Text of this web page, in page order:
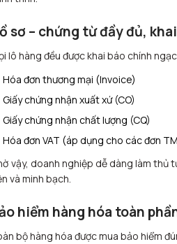
sơ – chứng từ đầy đủ,
lô hàng đều được khai báo chính
Hóa đơn thương mại (Invoice)
Giấy chứng nhận xuất xứ (CO)
Giấy chứng nhận chất lượng (CQ)
Hóa đơn VAT (áp dụng cho các đơn
vậy, doanh nghiệp dễ dàng làm thủ
và minh bạch.
hiểm hàng hóa toàn
bộ hàng hóa được mua bảo hiểm